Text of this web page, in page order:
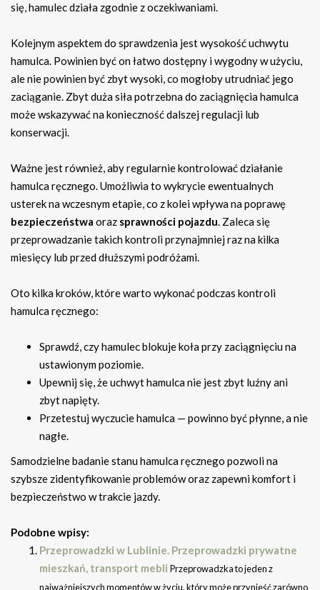
się, hamulec działa zgodnie z oczekiwaniami.
Kolejnym aspektem do sprawdzenia jest wysokość uchwytu
hamulca. Powinien być on łatwo dostępny i wygodny w użyciu,
ale nie powinien być zbyt wysoki, co mogłoby utrudniać jego
zaciąganie. Zbyt duża siła potrzebna do zaciągnięcia hamulca
może wskazywać na konieczność dalszej regulacji lub
konserwacji.
Ważne jest również, aby regularnie kontrolować działanie
hamulca ręcznego. Umożliwia to wykrycie ewentualnych
usterek na wczesnym etapie, co z kolei wpływa na poprawę
bezpieczeństwa oraz sprawności pojazdu. Zaleca się
przeprowadzanie takich kontroli przynajmniej raz na kilka
miesięcy lub przed dłuższymi podróżami.
Oto kilka kroków, które warto wykonać podczas kontroli
hamulca ręcznego:
Sprawdź, czy hamulec blokuje koła przy zaciągnięciu na
ustawionym poziomie.
Upewnij się, że uchwyt hamulca nie jest zbyt luźny ani
zbyt napięty.
Przetestuj wyczucie hamulca — powinno być płynne, a nie
nagłe.
Samodzielne badanie stanu hamulca ręcznego pozwoli na
szybsze zidentyfikowanie problemów oraz zapewni komfort i
bezpieczeństwo w trakcie jazdy.
Podobne wpisy:
Przeprowadzki w Lublinie. Przeprowadzki prywatne
mieszkań, transport mebli Przeprowadzka to jeden z
najważniejszych momentów w życiu, który może przynieść zarówno